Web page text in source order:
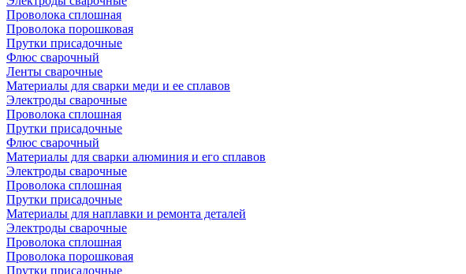
Проволока сплошная
Проволока порошковая
Прутки присадочные
Флюс сварочный
Ленты сварочные
Материалы для сварки меди и ее сплавов
Электроды сварочные
Проволока сплошная
Прутки присадочные
Флюс сварочный
Материалы для сварки алюминия и его сплавов
Электроды сварочные
Проволока сплошная
Прутки присадочные
Материалы для наплавки и ремонта деталей
Электроды сварочные
Проволока сплошная
Проволока порошковая
Прутки присадочные